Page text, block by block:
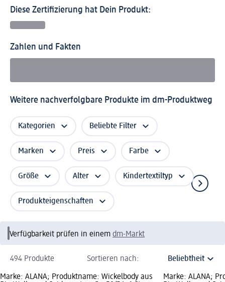
Diese Zertifizierung hat Dein Produkt:
Zahlen und Fakten
Weitere nachverfolgbare Produkte im dm-Produktweg
Kategorien Beliebte Filter
Marken Preis Farbe
Größe Alter Kindertextiltyp
Produkteigenschaften
Verfügbarkeit prüfen in einem dm-Markt
494 Produkte Sortieren nach:
Marke: ALANA; Produktname: Wickelbody aus
Marke: ALANA;